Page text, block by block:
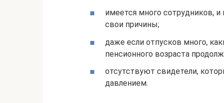
имеется много сотрудников, и
свои причины;
даже если отпусков много,
пенсионного возраста
отсутствуют свидетели,
давлением.